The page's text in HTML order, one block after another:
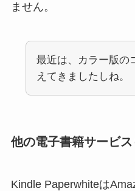
ません。
最近は、カラー版の
えてきましたしね。
他の電子書籍サービ
Kindle Paperwhiteは